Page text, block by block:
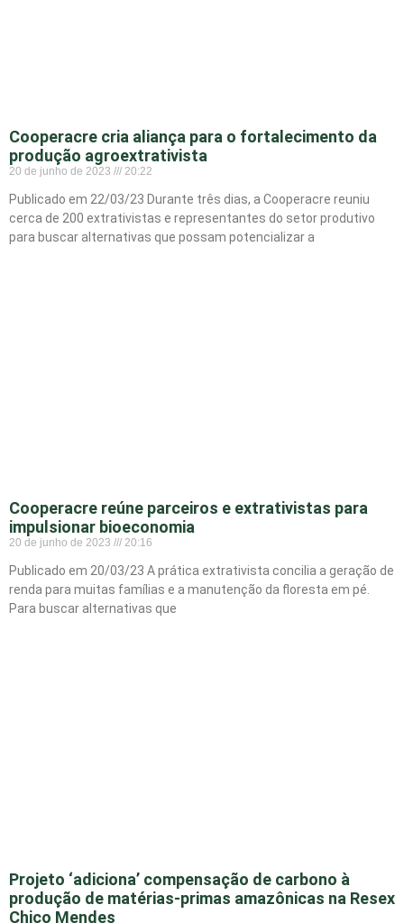
Cooperacre cria aliança para o fortalecimento da
produção agroextrativista
20 de junho de 2023 20:22
Publicado em 22/03/23 Durante três dias, a Cooperacre reuniu
cerca de 200 extrativistas e representantes do setor produtivo
para buscar alternativas que possam potencializar a
Cooperacre reúne parceiros e extrativistas para
impulsionar bioeconomia
20 de junho de 2023 20:16
Publicado em 20/03/23 A prática extrativista concilia a geração de
renda para muitas famílias e a manutenção da floresta em pé.
Para buscar alternativas que
Projeto ‘adiciona’ compensação de carbono à
produção de matérias-primas amazônicas na Resex
Chico Mendes